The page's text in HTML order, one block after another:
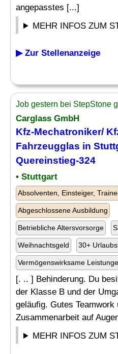
angepasstes [...]
MEHR INFOS ZUM
▶ Zur Stellenanzeige
Job gestern bei StepStone
Carglass GmbH
Kfz-Mechatroniker/
Fahrzeugglas in
Quereinstieg-324
• Stuttgart
Absolventen, Einsteiger,
Abgeschlossene Ausbildung
Betriebliche Altersvorsorge
Weihnachtsgeld 30+
Vermögenswirksame
[. .. ] Behinderung. Du
der Klasse B und der
geläufig. Gutes
Zusammenarbeit auf
MEHR INFOS ZUM